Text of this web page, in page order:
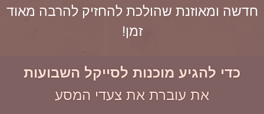
חדשה ומאוזנת שהולכת להחזיק להרבה מאוד
זמן!
כדי להגיע מוכנות לסייקל השבועות
את עוברת את צעדי המסע